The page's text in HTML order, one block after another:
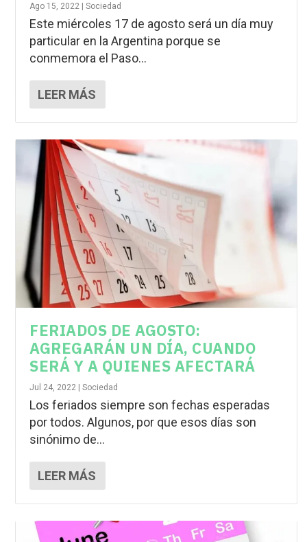
Ago 15, 2022 |Sociedad
Este miércoles 17 de agosto será un día muy
particular en la Argentina porque se
conmemora el Paso...
LEER MÁS
FERIADOS DE AGOSTO:
AGREGARÁN UN DÍA, CUANDO
SERÁ Y A QUIENES AFECTARÁ
Jul 24, 2022 |Sociedad
Los feriados siempre son fechas esperadas
por todos. Algunos, por que esos días son
sinónimo de...
LEER MÁS